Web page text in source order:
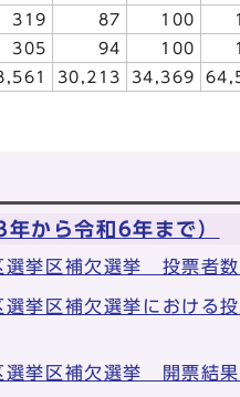
319 87 100
305 94 100
30,213 34,369
から令和6年まで）
区補欠選挙 投票者数
区補欠選挙における投
区補欠選挙 開票結果